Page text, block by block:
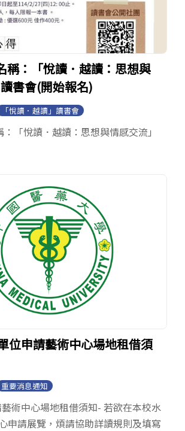
稱：「悅讀．越讀：思想與
書會(開始報名)
「悅讀．越讀」讀書會
「悅讀．越讀：思想與情感交流」
位申請藝術中心場地租借須
重要消息通知
術中心場地租借須知- 若欲在本校水
申請展覽，煩請協助詳讀規則及填寫